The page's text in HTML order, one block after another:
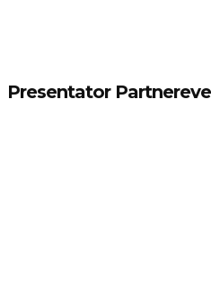
Presentator